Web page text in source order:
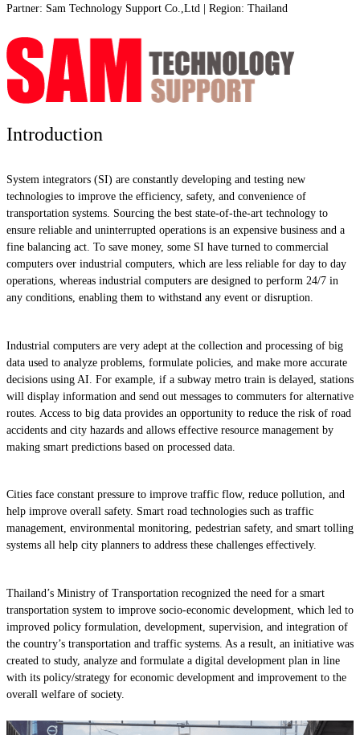
Partner: Sam Technology Support Co.,Ltd | Region: Thailand
Introduction
System integrators (SI) are constantly developing and testing new
technologies to improve the efficiency, safety, and convenience of
transportation systems. Sourcing the best state-of-the-art technology to
ensure reliable and uninterrupted operations is an expensive business and a
fine balancing act. To save money, some SI have turned to commercial
computers over industrial computers, which are less reliable for day to day
operations, whereas industrial computers are designed to perform 24/7 in
any conditions, enabling them to withstand any event or disruption.
Industrial computers are very adept at the collection and processing of big
data used to analyze problems, formulate policies, and make more accurate
decisions using AI. For example, if a subway metro train is delayed, stations
will display information and send out messages to commuters for alternative
routes. Access to big data provides an opportunity to reduce the risk of road
accidents and city hazards and allows effective resource management by
making smart predictions based on processed data.
Cities face constant pressure to improve traffic flow, reduce pollution, and
help improve overall safety. Smart road technologies such as traffic
management, environmental monitoring, pedestrian safety, and smart tolling
systems all help city planners to address these challenges effectively.
Thailand’s Ministry of Transportation recognized the need for a smart
transportation system to improve socio-economic development, which led to
improved policy formulation, development, supervision, and integration of
the country’s transportation and traffic systems. As a result, an initiative was
created to study, analyze and formulate a digital development plan in line
with its policy/strategy for economic development and improvement to the
overall welfare of society.